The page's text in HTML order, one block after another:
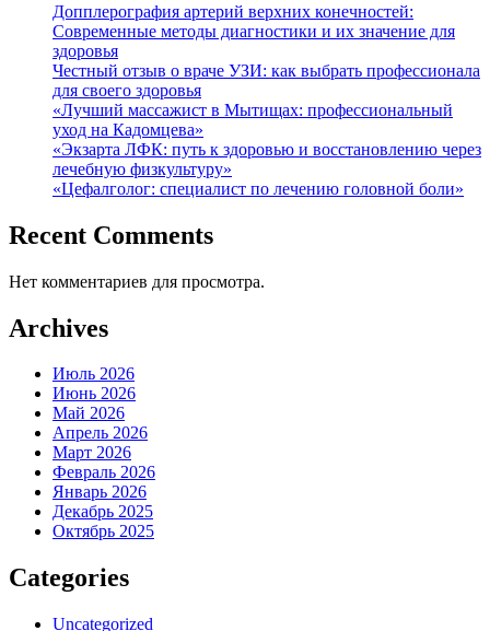
Допплерография артерий верхних конечностей:
Современные методы диагностики и их значение для
здоровья
Честный отзыв о враче УЗИ: как выбрать профессионала
для своего здоровья
«Лучший массажист в Мытищах: профессиональный
уход на Кадомцева»
«Экзарта ЛФК: путь к здоровью и восстановлению через
лечебную физкультуру»
«Цефалголог: специалист по лечению головной боли»
Recent Comments
Нет комментариев для просмотра.
Archives
Июль 2026
Июнь 2026
Май 2026
Апрель 2026
Март 2026
Февраль 2026
Январь 2026
Декабрь 2025
Октябрь 2025
Categories
Uncategorized